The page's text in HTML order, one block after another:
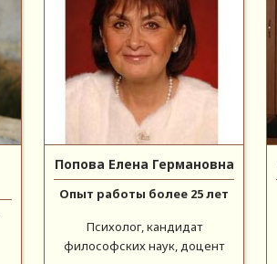
Попова Елена Германовна
Опыт работы более 25 лет
Психолог, кандидат
философских наук, доцент